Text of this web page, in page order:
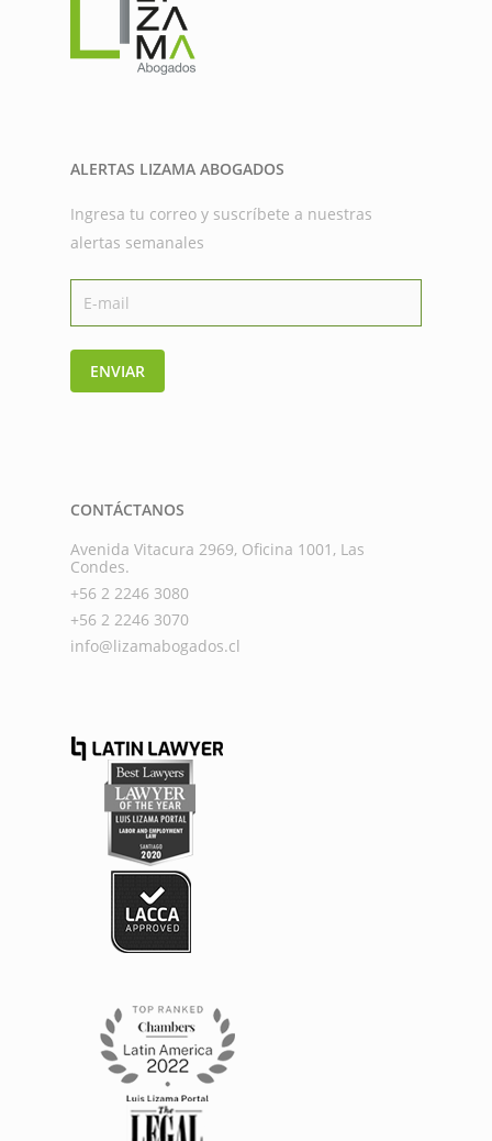
ALERTAS LIZAMA ABOGADOS
Ingresa tu correo y suscríbete a nuestras
alertas semanales
ENVIAR
CONTÁCTANOS
Avenida Vitacura 2969, Oficina 1001, Las
Condes.
+56 2 2246 3080
+56 2 2246 3070
info@lizamabogados.cl